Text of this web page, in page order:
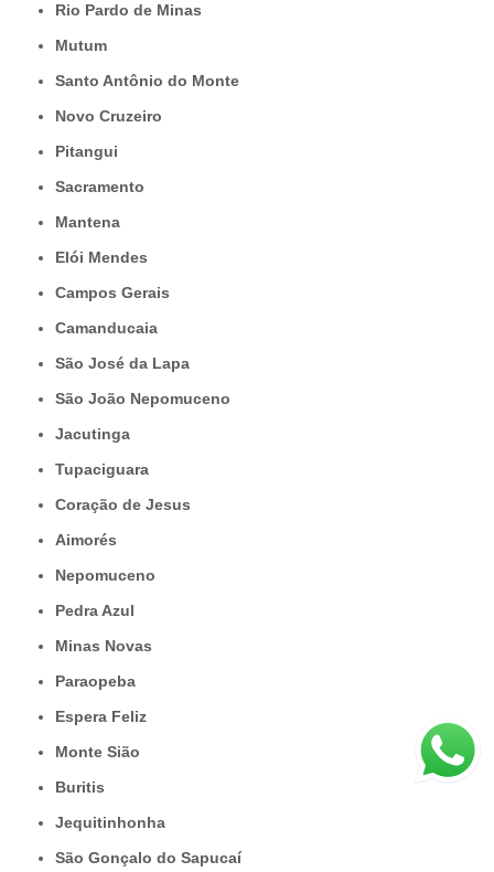
Rio Pardo de Minas
Mutum
Santo Antônio do Monte
Novo Cruzeiro
Pitangui
Sacramento
Mantena
Elói Mendes
Campos Gerais
Camanducaia
São José da Lapa
São João Nepomuceno
Jacutinga
Tupaciguara
Coração de Jesus
Aimorés
Nepomuceno
Pedra Azul
Minas Novas
Paraopeba
Espera Feliz
Monte Sião
Buritis
Jequitinhonha
São Gonçalo do Sapucaí